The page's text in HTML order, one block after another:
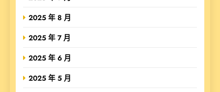
2025 年 8 月
2025 年 7 月
2025 年 6 月
2025 年 5 月